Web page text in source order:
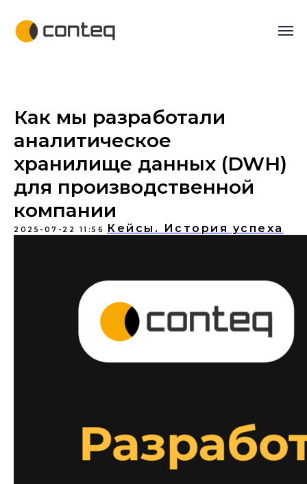
Как мы разработали
аналитическое
хранилище данных (DWH)
для производственной
компании
2025-07-22 11:56 Кейсы. История успеха